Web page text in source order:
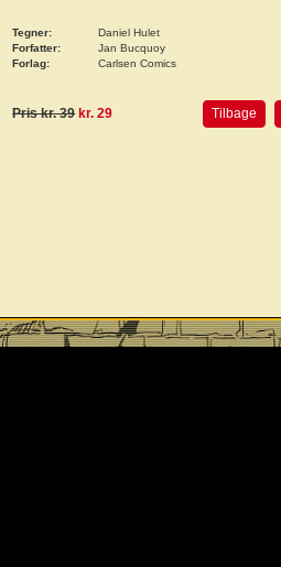
Tegner:
Daniel Hulet
Forfatter:
Jan Bucquoy
Forlag:
Carlsen Comics
Pris kr. 39 kr. 29 Tilbage